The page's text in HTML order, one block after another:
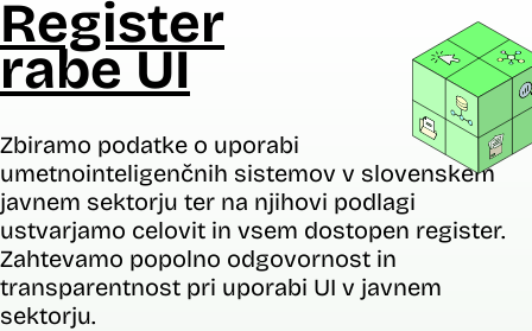
Register
rabe UI
Zbiramo podatke o uporabi
umetnointeligenčnih sistemov v slovenskem
javnem sektorju ter na njihovi podlagi
ustvarjamo celovit in vsem dostopen register.
Zahtevamo popolno odgovornost in
transparentnost pri uporabi UI v javnem
sektorju.